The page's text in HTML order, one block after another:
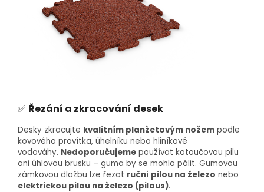
✅ Řezání a zkracování desek
Desky zkracujte kvalitním planžetovým nožem podle
kovového pravítka, úhelníku nebo hliníkové
vodováhy. Nedoporučujeme používat kotoučovou pilu
ani úhlovou brusku – guma by se mohla pálit. Gumovou
zámkovou dlažbu lze řezat ruční pilou na železo nebo
elektrickou pilou na železo (pilous).